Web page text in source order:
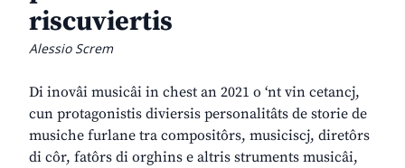
riscuviertis
Alessio Screm
Di inovâi musicâi in chest an 2021 o ‘nt vin cetancj,
cun protagonistis diviersis personalitâts de storie de
musiche furlane tra compositôrs, musiciscj, diretôrs
di côr, fatôrs di orghins e altris struments musicâi,